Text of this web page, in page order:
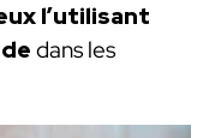
l’utilisant
dans les